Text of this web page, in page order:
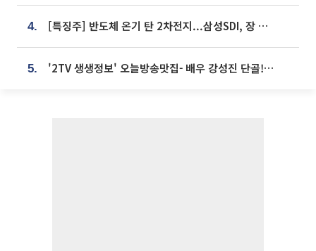
4. [특징주] 반도체 온기 탄 2차전지...삼성SDI, 장 초반 7% 넘게 껑충
5. '2TV 생생정보' 오늘방송맛집- 배우 강성진 단골! 쌀국수ㆍ푸팟퐁 커리 맛집 '블○○○'